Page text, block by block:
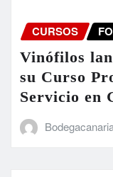
CURSOS
Vinófilos
su Curso
Servicio en